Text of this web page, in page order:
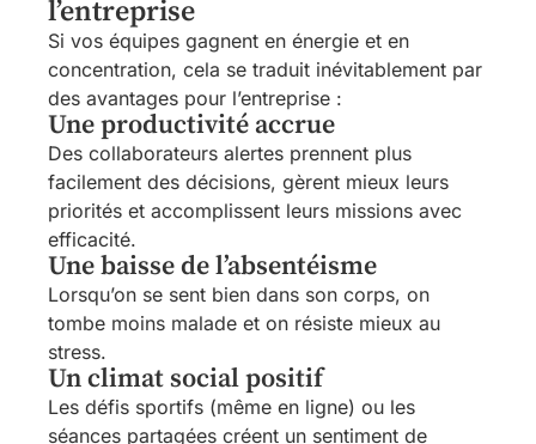
l’entreprise
Si vos équipes gagnent en énergie et en
concentration, cela se traduit inévitablement par
des avantages pour l’entreprise :
Une productivité accrue
Des collaborateurs alertes prennent plus
facilement des décisions, gèrent mieux leurs
priorités et accomplissent leurs missions avec
efficacité.
Une baisse de l’absentéisme
Lorsqu’on se sent bien dans son corps, on
tombe moins malade et on résiste mieux au
stress.
Un climat social positif
Les défis sportifs (même en ligne) ou les
séances partagées créent un sentiment de